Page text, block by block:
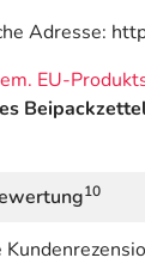
Adresse:
EU-
10